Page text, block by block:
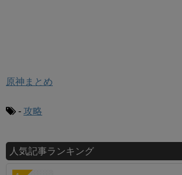
原神まとめ
- 攻略
人気記事ランキング